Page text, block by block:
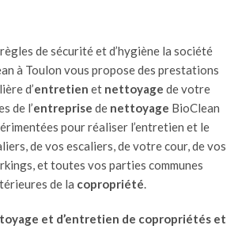
de sécurité et d’hygiène la société
à Toulon vous propose des prestations
d’entretien et nettoyage de votre
de l’entreprise de nettoyage BioClean
pour réaliser l’entretien et le
de vos escaliers, de votre cour, de vos
et toutes vos parties communes
de la copropriété.
et d’entretien de copropriétés et